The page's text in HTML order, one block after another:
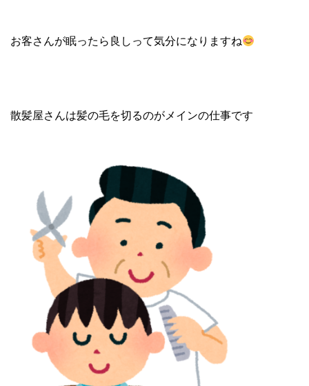
お客さんが眠ったら良しって気分になりますね
散髪屋さんは髪の毛を切るのがメインの仕事です